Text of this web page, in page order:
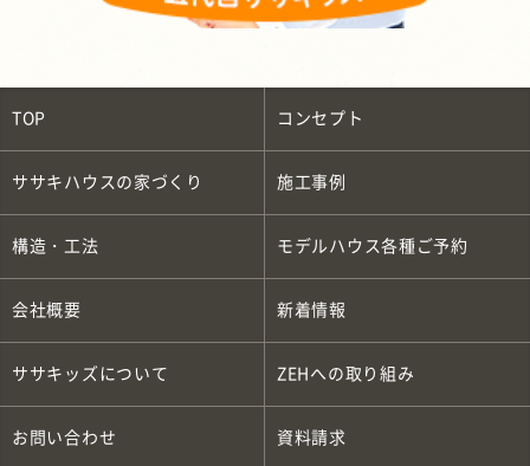
TOP コンセプト
ササキハウスの家づくり 施工事例
構造・工法 モデルハウス各種ご予約
会社概要 新着情報
ササキッズについて ZEH への取り組み
お問い合わせ 資料請求